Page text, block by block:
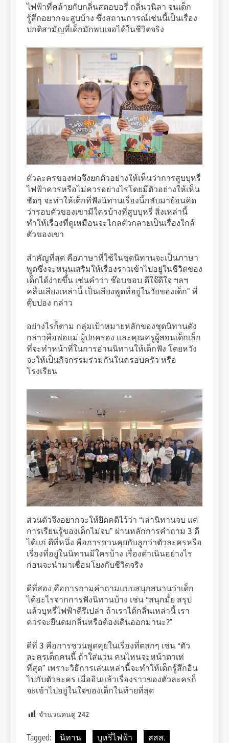
ไฟฟ้าที่คล้ายกับกลิ่นสตอบอรี่ กลิ่นวนิลา จนเด็ก
รู้สึกอยากจะสูบบ้าง ซึ่งสถานการณ์เช่นนี้เป็นเรื่อง
ปกติสามัญที่เด็กมักพบเจอได้ในชีวิตจริง
ตัวละครของพ่อจึงยกตัวอย่างให้เห็นว่าการสูบบุหรี่
ไฟฟ้าควรหรือไม่ควรอย่างไรโดยมีตัวอย่างให้เห็น
ชัดๆ จะทำให้เด็กที่ฟังนิทานเรื่องนี้กลับมาย้อนคิด
ว่ารอบตัวของเขามีใครบ้างที่สูบบุหรี่ สิ่งเหล่านี้
ทำให้เรื่องที่ดูเหมือนจะไกลตัวกลายเป็นเรื่องใกล้
ตัวของเขา
สำคัญที่สุด คือภาษาที่ใช้ในชุดนิทานจะเป็นภาษา
พูดซึ่งจะหนุนเสริมให้เรื่องราวเข้าไปอยู่ในชีวิตของ
เด็กได้ง่ายขึ้น เช่นคำว่า ช๊อบชอบ ดีใจ๊ดีใจ ฯลฯ
คลื่นเสียงเหล่านี้ เป็นเสียงพูดที่อยู่ในวัยของเด็ก” พี่
ตุ๊บปอง กล่าว
อย่างไรก็ตาม กลุ่มเป้าหมายหลักของชุดนิทานดัง
กล่าวคือพ่อแม่ ผู้ปกครอง และคุณครูผู้สอนเด็กเล็ก
ที่จะทำหน้าที่ในการอ่านนิทานให้เด็กฟัง โดยหวัง
จะให้เป็นกิจกรรมร่วมกันในครอบครัว หรือ
โรงเรียน
ส่วนตัวจึงอยากจะให้ยึดคติไว้ว่า “เล่านิทานจบ แต่
การเรียนรู้ของเด็กไม่จบ” ผ่านหลักการคำถาม 3 ดี
ได้แก่ ดีที่หนึ่ง คือการชวนคุยกับลูกว่าตัวละครหรือ
เรื่องที่อยู่ในนิทานมีใครบ้าง เรื่องดำเนินอย่างไร
ก่อนจะนำมาเชื่อมโยงกับชีวิตจริง
ดีที่สอง คือการถามคำถามแบบสนุกสนานว่าเด็ก
ได้อะไรจากการฟังนิทานบ้าง เช่น “สนุกมั้ย สรุป
แล้วบุหรี่ไฟฟ้าดีรึเปล่า ถ้าเราได้กลิ่นเหล่านี้ เรา
ควรจะยืนดมกลิ่นหรือต้องเดินออกมานะ?”
ดีที่ 3 คือการชวนพูดคุยในเรื่องที่ตลกๆ เช่น “ตัว
ละครเด็กคนนี้ ถ้าใส่แว่น คนไหนจะหน้าตาเท่
ที่สุด” เพราะวิธีการเล่นเหล่านี้จะทำให้เด็กรู้สึกอิน
ไปกับตัวละคร เมื่ออินแล้วเรื่องราวของตัวละครก็
จะเข้าไปอยู่ในใจของเด็กในท้ายที่สุด
จำนวนคนดู 242
Tagged: นิทาน บุหรี่ไฟฟ้า
สสส.